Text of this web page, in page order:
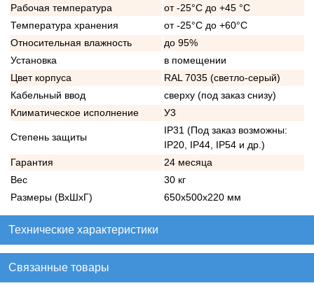
Рабочая температура
от -25°C до +45 °C
Температура хранения
от -25°C до +60°C
Относительная влажность
до 95%
Установка
в помещении
Цвет корпуса
RAL 7035 (светло-серый)
Кабельный ввод
сверху (под заказ снизу)
Климатическое исполнение
У3
Степень защиты
IP31 (Под заказ возможны:
IP20, IP44, IP54 и др.)
Гарантия
24 месяца
Вес
30 кг
Размеры (ВхШхГ)
650х500х220 мм
Технические характеристики
Связанные товары